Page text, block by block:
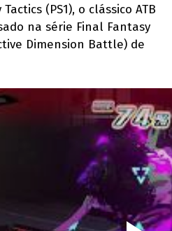
(PS1), o clássico ATB
na série Final Fantasy
Dimension Battle) de